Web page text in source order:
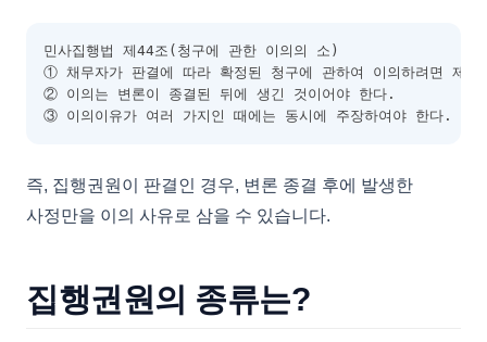
민사집행법 제44조(청구에 관한 이의의 소)
① 채무자가 판결에 따라 확정된 청구에 관하여 이의하려면 제1
② 이의는 변론이 종결된 뒤에 생긴 것이어야 한다.
③ 이의이유가 여러 가지인 때에는 동시에 주장하여야 한다.
즉, 집행권원이 판결인 경우, 변론 종결 후에 발생한
사정만을 이의 사유로 삼을 수 있습니다.
집행권원의 종류는?